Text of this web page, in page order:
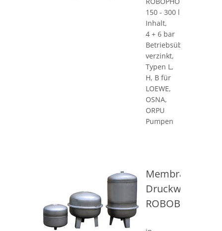
150 - 300 l
Inhalt,
4 + 6 bar
Betriebsüberdruck,
verzinkt,
Typen L,
H, B für
LOEWE,
OSNA,
ORPU
Pumpen
Membran-
ROBOBRAN